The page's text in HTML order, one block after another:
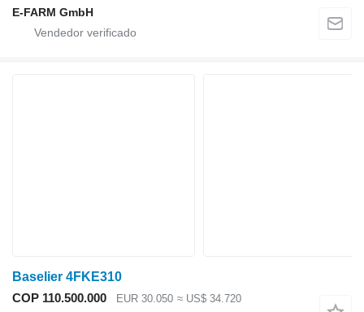
E-FARM GmbH
Baselier 4FKE310
COP 110.500.000
EUR 30.050 ≈ US$ 34.720